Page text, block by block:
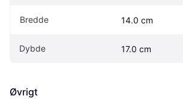
Bredde 14.0 cm
Dybde 17.0 cm
Øvrigt